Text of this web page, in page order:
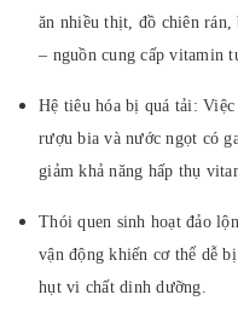
ăn nhiều thịt, đồ chiên
– nguồn cung cấp vitamin
Hệ tiêu hóa bị quá tải:
rượu bia và nước ngọt có
giảm khả năng hấp thụ
Thói quen sinh hoạt đảo
vận động khiến cơ thể dễ
hụt vi chất dinh dưỡng.